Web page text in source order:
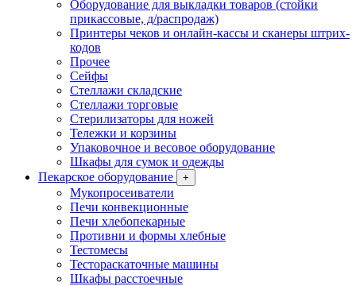
Оборудование для выкладки товаров (стойки
прикассовые, д/распродаж)
Принтеры чеков и онлайн-кассы и сканеры штрих-
кодов
Прочее
Сейфы
Стеллажи складские
Стеллажи торговые
Стерилизаторы для ножей
Тележки и корзины
Упаковочное и весовое оборудование
Шкафы для сумок и одежды
Пекарское оборудование
+
Мукопросеиватели
Печи конвекционные
Печи хлебопекарные
Противни и формы хлебные
Тестомесы
Тестораскаточные машины
Шкафы расстоечные